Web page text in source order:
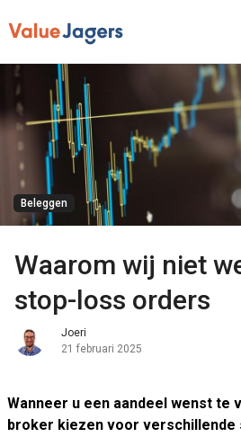
Beleggen
Waarom wij niet
stop-loss orders
Joeri
21 februari 2025
Wanneer u een aandeel wenst te
broker kiezen voor verschillende